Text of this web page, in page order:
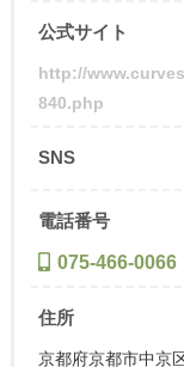
公式サイト
http://
840.php
SNS
電話番号
075-466-0066
住所
京都府京都市中京